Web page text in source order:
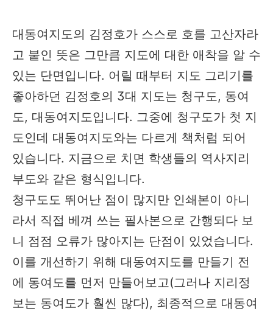
대동여지도의 김정호가 스스로 호를 고산자라
고 붙인 뜻은 그만큼 지도에 대한 애착을 알 수
있는 단면입니다. 어릴 때부터 지도 그리기를
좋아하던 김정호의 3대 지도는 청구도, 동여
도, 대동여지도입니다. 그중에 청구도가 첫 지
도인데 대동여지도와는 다르게 책처럼 되어
있습니다. 지금으로 치면 학생들의 역사지리
부도와 같은 형식입니다.
청구도도 뛰어난 점이 많지만 인쇄본이 아니
라서 직접 베껴 쓰는 필사본으로 간행되다 보
니 점점 오류가 많아지는 단점이 있었습니다.
이를 개선하기 위해 대동여지도를 만들기 전
에 동여도를 먼저 만들어보고(그러나 지리정
보는 동여도가 훨씬 많다), 최종적으로 대동여